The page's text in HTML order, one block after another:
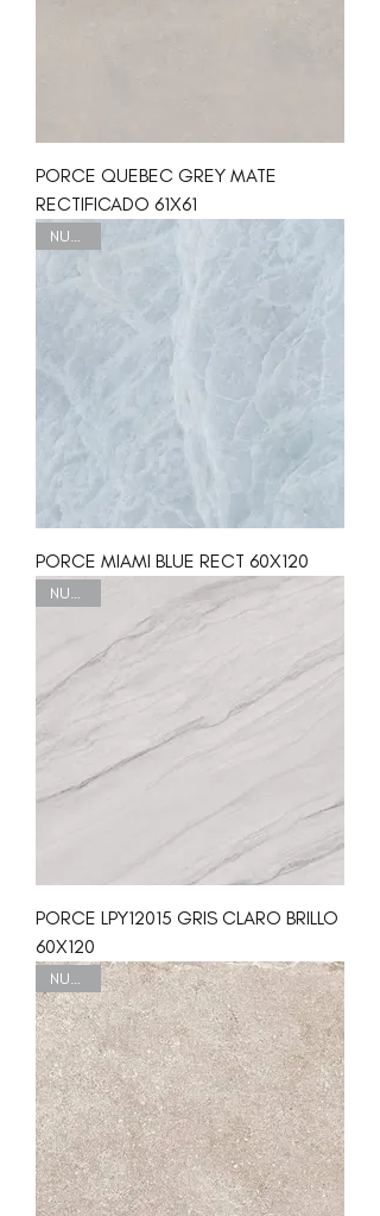
PORCE QUEBEC GREY MATE
RECTIFICADO 61X61
NUEVO
PORCE MIAMI BLUE RECT 60X120
NUEVO
PORCE LPY12015 GRIS CLARO BRILLO
60X120
NUEVO